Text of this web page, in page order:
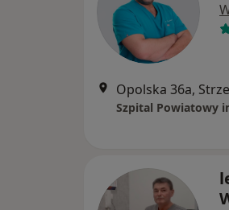
Opolska 36a,